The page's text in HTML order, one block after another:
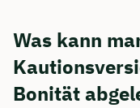
Was kann
Bonität